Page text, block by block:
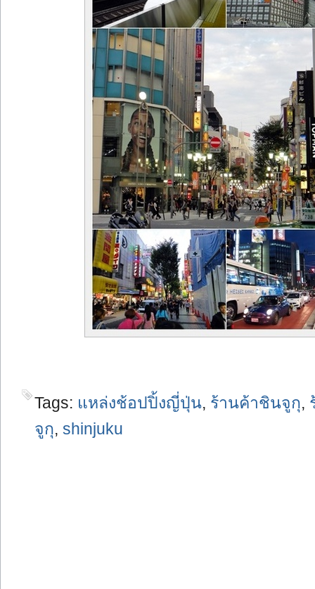
Tags: แหล่งช้อปปิ้งญี่ปุ่น, ร้านค้าชินจูกุ,
จูกุ, shinjuku